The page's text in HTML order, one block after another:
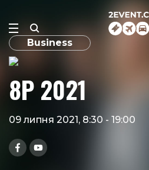
Business
8P 2021
09 липня 2021, 8:30 - 19:00